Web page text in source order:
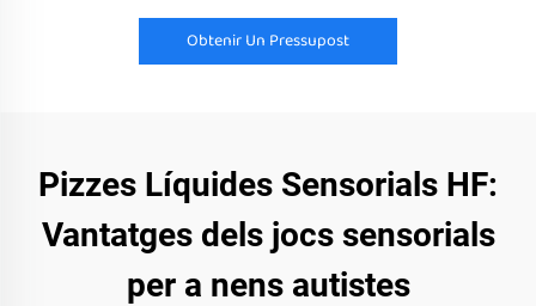
Obtenir Un Pressupost
Pizzes Líquides Sensorials HF:
Vantatges dels jocs sensorials
per a nens autistes